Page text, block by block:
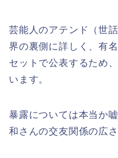
芸能人のアテンド（世
界の裏側に詳しく、有
セットで公表するため
います。
暴露については本当か
和さんの交友関係の広